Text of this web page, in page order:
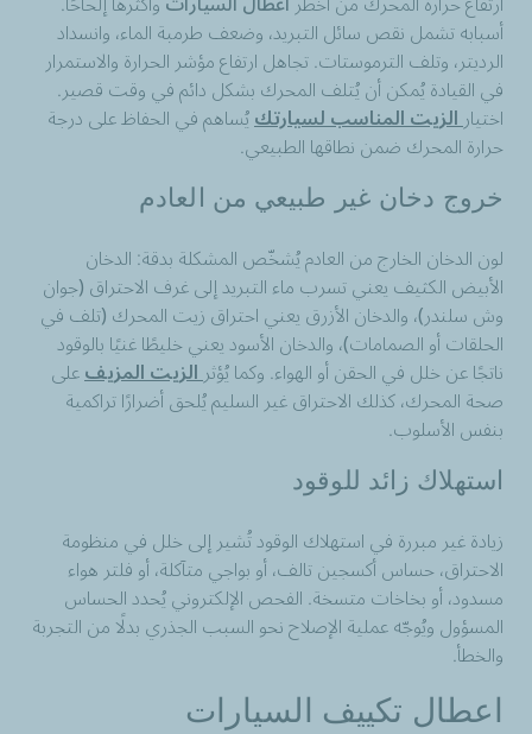
أسبابه تشمل نقص سائل التبريد، وضعف طرمبة الماء، وانسداد
الرديتر، وتلف الترموستات. تجاهل ارتفاع مؤشر الحرارة والاستمرار
في القيادة يُمكن أن يُتلف المحرك بشكل دائم في وقت قصير.
اختيارالزيت المناسب لسيارتكيُساهم في الحفاظ على درجة
حرارة المحرك ضمن نطاقها الطبيعي.
خروج دخان غير طبيعي من العادم
لون الدخان الخارج من العادم يُشخّص المشكلة بدقة: الدخان
الأبيض الكثيف يعني تسرب ماء التبريد إلى غرف الاحتراق (جوان
وش سلندر)، والدخان الأزرق يعني احتراق زيت المحرك (تلف في
الحلقات أو الصمامات)، والدخان الأسود يعني خليطًا غنيًا بالوقود
ناتجًا عن خلل في الحقن أو الهواء. وكما يُؤثرالزيت المزيفعلى
صحة المحرك، كذلك الاحتراق غير السليم يُلحق أضرارًا تراكمية
بنفس الأسلوب.
استهلاك زائد للوقود
زيادة غير مبررة في استهلاك الوقود تُشير إلى خلل في منظومة
الاحتراق، حساس أكسجين تالف، أو بواجي متآكلة، أو فلتر هواء
مسدود، أو بخاخات متسخة. الفحص الإلكتروني يُحدد الحساس
المسؤول ويُوجّه عملية الإصلاح نحو السبب الجذري بدلًا من التجربة
والخطأ.
اعطال تكييف السيارات